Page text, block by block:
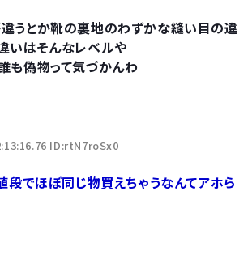
うとか靴の裏地のわずかな縫い目の違
いはそんなレベルや
も偽物って気づかんわ
ID:rtN7roSx0
段でほぼ同じ物買えちゃうなんてアホら